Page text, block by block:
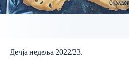
Дечја недеља 2022/23.